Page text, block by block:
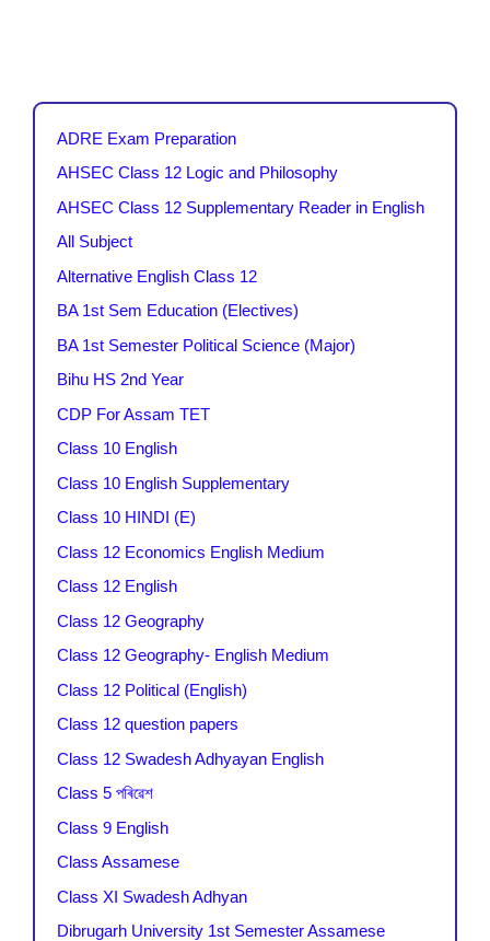
ADRE Exam Preparation
AHSEC Class 12 Logic and Philosophy
AHSEC Class 12 Supplementary Reader in English
All Subject
Alternative English Class 12
BA 1st Sem Education (Electives)
BA 1st Semester Political Science (Major)
Bihu HS 2nd Year
CDP For Assam TET
Class 10 English
Class 10 English Supplementary
Class 10 HINDI (E)
Class 12 Economics English Medium
Class 12 English
Class 12 Geography
Class 12 Geography- English Medium
Class 12 Political (English)
Class 12 question papers
Class 12 Swadesh Adhyayan English
Class 5 পৰিৱেশ
Class 9 English
Class Assamese
Class XI Swadesh Adhyan
Dibrugarh University 1st Semester Assamese